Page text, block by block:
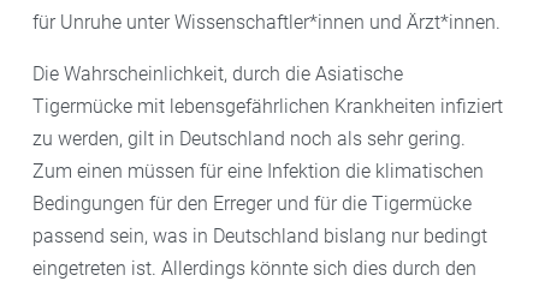
für Unruhe unter Wissenschaftler*innen und Ärzt*innen.
Die Wahrscheinlichkeit, durch die Asiatische
Tigermücke mit lebensgefährlichen Krankheiten infiziert
zu werden, gilt in Deutschland noch als sehr gering.
Zum einen müssen für eine Infektion die klimatischen
Bedingungen für den Erreger und für die Tigermücke
passend sein, was in Deutschland bislang nur bedingt
eingetreten ist. Allerdings könnte sich dies durch den